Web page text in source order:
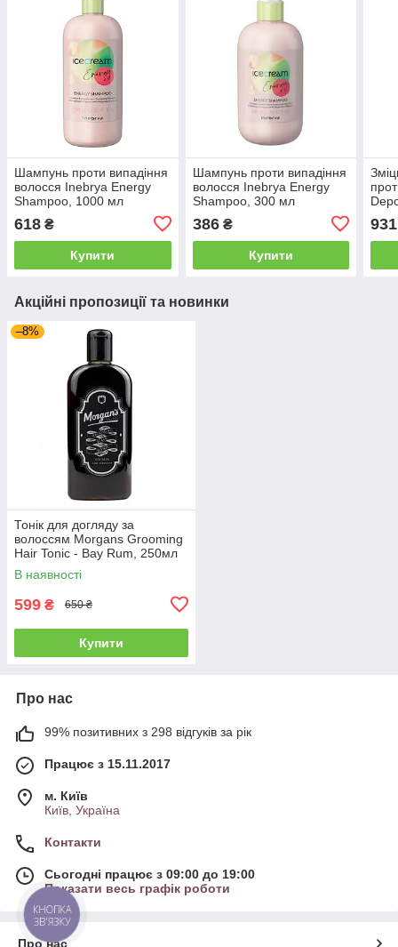
Шампунь проти випадіння
волосся Inebrya Energy
Shampoo, 1000 мл
618 ₴
Купити
Шампунь проти випадіння
волосся Inebrya Energy
Shampoo, 300 мл
386₴
Купити
931
Акційні пропозиції та новинки
–8%
Тонік для догляду за
волоссям Morgans Grooming
Hair Tonic - Bay Rum, 250мл
В наявності
599 ₴ 650 ₴
Купити
Про нас
99% позитивних з 298 відгуків за рік
Працює з 15.11.2017
м. Київ
Київ, Україна
Контакти
Сьогодні працює з 09:00 до 19:00
Показати весь графік роботи
Про нас
КНОПКА
ЗВ'ЯЗКУ